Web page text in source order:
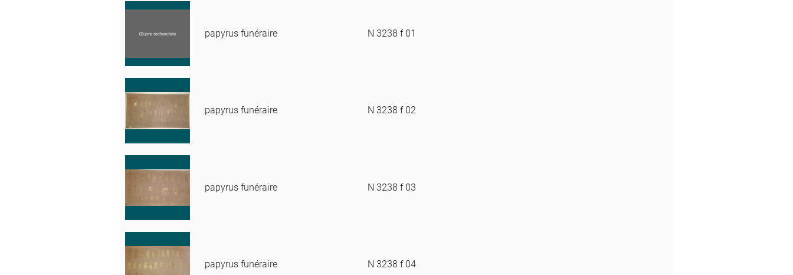
papyrus funéraire N 3238 f 01
papyrus funéraire N 3238 f 02
papyrus funéraire N 3238 f 03
papyrus funéraire N 3238 f 04